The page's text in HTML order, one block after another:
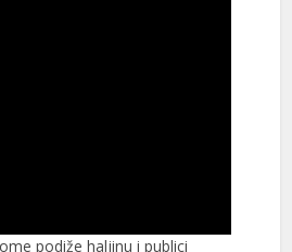
podiže haljinu i publici